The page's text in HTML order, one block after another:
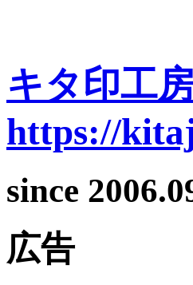
キタ印工
https://
since
広告